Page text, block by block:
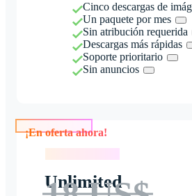
Cinco descargas de
Un paquete por mes
Sin atribución requerida
Descargas más rápidas
Soporte prioritario
Sin anuncios
Unlimited